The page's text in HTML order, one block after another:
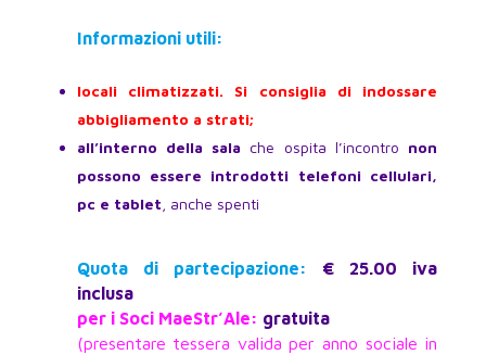
Informazioni utili:
locali climatizzati. Si consiglia di indossare
abbigliamento a strati;
all’interno della sala che ospita l’incontro non
possono essere introdotti telefoni cellulari,
pc e tablet , anche spenti
Quota di partecipazione: € 25.00 iva
inclusa
per i Soci MaeStr’Ale: gratuita
(presentare tessera valida per anno sociale in